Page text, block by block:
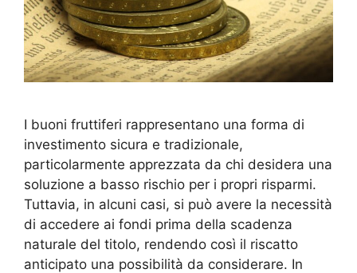
I buoni fruttiferi rappresentano una forma di
investimento sicura e tradizionale,
particolarmente apprezzata da chi desidera una
soluzione a basso rischio per i propri risparmi.
Tuttavia, in alcuni casi, si può avere la necessità
di accedere ai fondi prima della scadenza
naturale del titolo, rendendo così il riscatto
anticipato una possibilità da considerare. In